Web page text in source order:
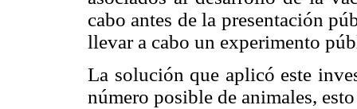
cabo antes de la presentación
llevar a cabo un experimento
La solución que aplicó este
número posible de animales,